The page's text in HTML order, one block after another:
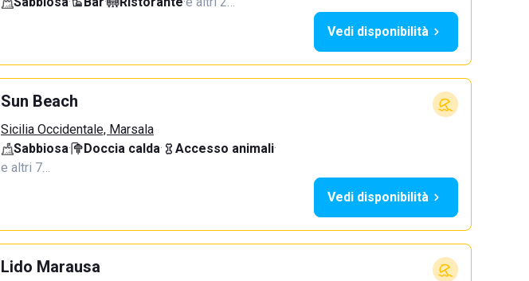
Vedi disponibilità
Sun Beach
Sicilia Occidentale, Marsala
Sabbiosa· Doccia calda· Accesso animali·
e altri 7…
Vedi disponibilità
Lido Marausa